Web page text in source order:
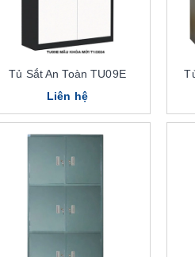
Tủ Sắt An Toàn TU09E
Liên hệ